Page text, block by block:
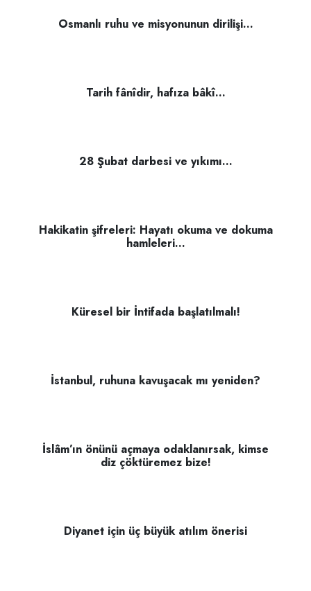
Osmanlı ruhu ve misyonunun dirilişi...
Tarih fânîdir, hafıza bâkî...
28 Şubat darbesi ve yıkımı...
Hakikatin şifreleri: Hayatı okuma ve dokuma
hamleleri...
Küresel bir İntifada başlatılmalı!
İstanbul, ruhuna kavuşacak mı yeniden?
İslâm’ın önünü açmaya odaklanırsak, kimse
diz çöktüremez bize!
Diyanet için üç büyük atılım önerisi